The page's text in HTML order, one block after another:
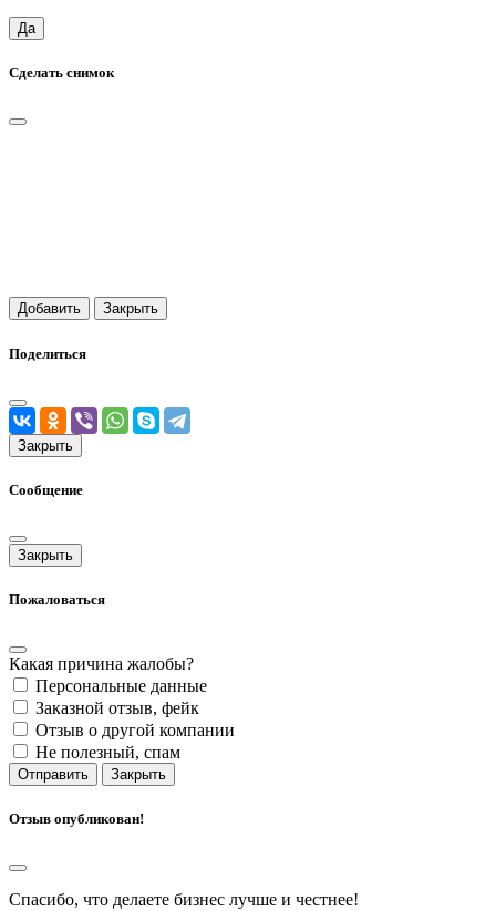
Да
Сделать снимок
Добавить Закрыть
Поделиться
Закрыть
Сообщение
Закрыть
Пожаловаться
Какая причина жалобы?
Персональные данные
Заказной отзыв, фейк
Отзыв о другой компании
Не полезный, спам
Отправить Закрыть
Отзыв опубликован!
Спасибо, что делаете бизнес лучше и честнее!